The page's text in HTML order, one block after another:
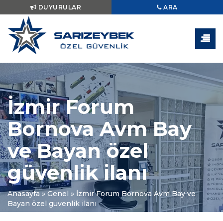
DUYURULAR ARA
İzmir Forum
Bornova Avm Bay
ve Bayan özel
güvenlik ilanı
Anasayfa»Genel » İzmir Forum Bornova Avm Bay ve
Bayan özel güvenlik ilanı